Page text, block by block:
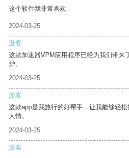
这个软件我非常喜欢
2024-03-25
游客
这款加速器VPM应用程序已经为我们带来
护。
2024-03-25
游客
这款app是我旅行的好帮手，让我能够轻
人情。
2024-03-25
游客